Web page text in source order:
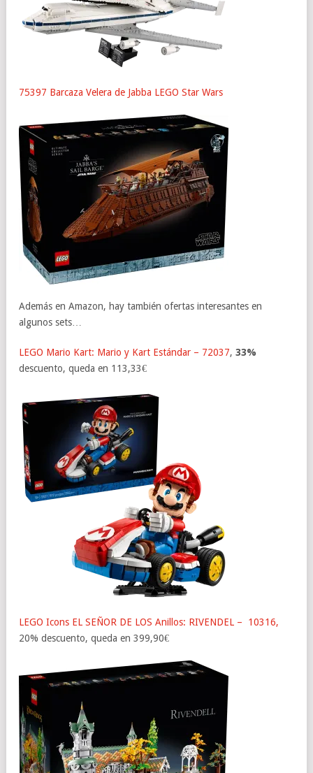
75397 Barcaza Velera de Jabba LEGO Star Wars
Además en Amazon, hay también ofertas interesantes en
algunos sets…
LEGO Mario Kart: Mario y Kart Estándar – 72037, 33%
descuento, queda en 113,33€
LEGO Icons EL SEÑOR DE LOS Anillos: RIVENDEL – 10316,
20% descuento, queda en 399,90€